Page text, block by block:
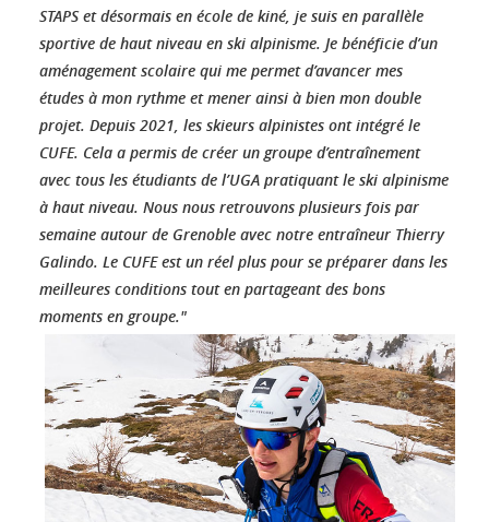
STAPS et désormais en école de kiné, je suis en parallèle
sportive de haut niveau en ski alpinisme. Je bénéficie d’un
aménagement scolaire qui me permet d’avancer mes
études à mon rythme et mener ainsi à bien mon double
projet. Depuis 2021, les skieurs alpinistes ont intégré le
CUFE. Cela a permis de créer un groupe d’entraînement
avec tous les étudiants de l’UGA pratiquant le ski alpinisme
à haut niveau. Nous nous retrouvons plusieurs fois par
semaine autour de Grenoble avec notre entraîneur Thierry
Galindo. Le CUFE est un réel plus pour se préparer dans les
meilleures conditions tout en partageant des bons
moments en groupe."